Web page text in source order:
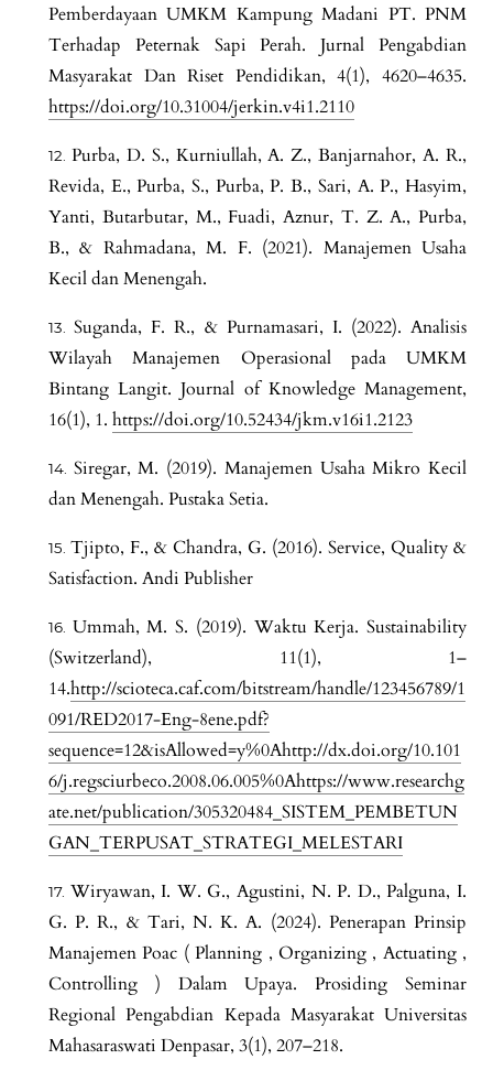
Pemberdayaan UMKM Kampung Madani PT. PNM
Terhadap Peternak Sapi Perah. Jurnal Pengabdian
Masyarakat Dan Riset Pendidikan, 4(1), 4620–4635.
https://doi.org/10.31004/jerkin.v4i1.2110
Purba, D. S., Kurniullah, A. Z., Banjarnahor, A. R.,
Revida, E., Purba, S., Purba, P. B., Sari, A. P., Hasyim,
Yanti, Butarbutar, M., Fuadi, Aznur, T. Z. A., Purba,
B., & Rahmadana, M. F. (2021). Manajemen Usaha
Kecil dan Menengah.
Suganda, F. R., & Purnamasari, I. (2022). Analisis
Wilayah Manajemen Operasional pada UMKM
Bintang Langit. Journal of Knowledge Management,
16(1), 1. https://doi.org/10.52434/jkm.v16i1.2123
Siregar, M. (2019). Manajemen Usaha Mikro Kecil
dan Menengah. Pustaka Setia.
Tjipto, F., & Chandra, G. (2016). Service, Quality &
Satisfaction. Andi Publisher
Ummah, M. S. (2019). Waktu Kerja. Sustainability
(Switzerland), 11(1), 1–
14.http://scioteca.caf.com/bitstream/handle/123456789/1
091/RED2017-Eng-8ene.pdf?
sequence=12&isAllowed=y%0Ahttp://dx.doi.org/10.101
6/j.regsciurbeco.2008.06.005%0Ahttps://www.researchg
ate.net/publication/305320484_SISTEM_PEMBETUN
GAN_TERPUSAT_STRATEGI_MELESTARI
Wiryawan, I. W. G., Agustini, N. P. D., Palguna, I.
G. P. R., & Tari, N. K. A. (2024). Penerapan Prinsip
Manajemen Poac ( Planning , Organizing , Actuating ,
Controlling ) Dalam Upaya. Prosiding Seminar
Regional Pengabdian Kepada Masyarakat Universitas
Mahasaraswati Denpasar, 3(1), 207–218.